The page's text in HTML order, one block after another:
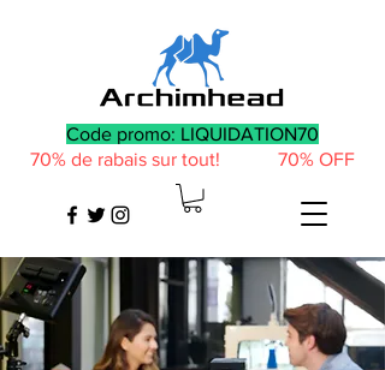
Code promo: LIQUIDATION70
70% de rabais sur tout! 70% OFF